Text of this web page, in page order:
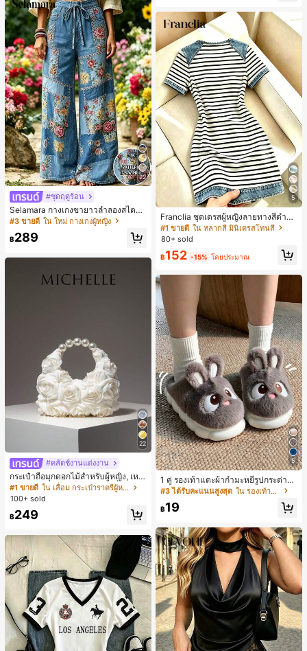
22
#ชุดฤดูร้อน
Selamara กางเกงขายาวลำลองสไตล์โ
บฮีเมียนสำหรับพักผ่อน สีกากี ผิวสัมผัส
มีเท็กซ์เจอร์ เอวสูงทรงหลวม เอวยางยืด
พร้อมเชือกรูด ทรงขาตรงทิ้งตัว ขากว้า
ดินทาง
#3 ขายดี ใน ใหม่ กางเกงผู้หญิง
฿289
22
#คลัตช์งานแต่งงาน
กระเป๋าถือมุกดอกไม้สำหรับผู้หญิง, เหม
าะสำหรับชุดราตรี, ชุดบอล, เครื่องประ
ดับงานแต่งงาน, กระเป๋าสตางค์สุภาพส
สุ่ม)
#1 ขายดี
ใน เลื่อม กระเป๋าราตรีผู้หญิง
100+ sold
฿249
5
Franclia ชุดเดรสผู้หญิงลายทางสีดำขา
วแบบแพตช์เวิร์กเอฟเฟกต์เดนิม สำหรั
บฤดูร้อน รุ่นใหม่ พิมพ์ดิจิทัลลายทางแบ
#1 ขายดี ใน หลากสี มินิเดรสโทนสี
80+ sold
฿152 -15% โดยประมาณ
5
1 คู่ รองเท้าแตะผ้ากำมะหยี่รูปกระต่าย
สำหรับผู้หญิง, อบอุ่นและสบาย, เหมาะ
สำหรับใส่ลำลองในฤดูใบไม้ร่วง/ฤดูหน
าว, รองเท้าบ้านผู้หญิงหรูหราใหม่, ส้นเ
รับฤดูหนาวที่อบอุ่น, รองเท้าแตะผ้ากำม
ะหยี่น่ารัก, ของขวัญปีใหม่/วันวาเลนไท
น์ในอุดมคติ, รองเท้าแตะคู่รัก, ของขวั
ญวันแม่, สวน, ของตกแต่งห้องครัว, ฤดู
ร้อน, ชายหาด, ของใช้จำเป็นสำหรับกา
รเดินทาง, ของตกแต่งห้อง, นุ่มนิ่ม, การ
สำเร็จการศึกษา, ชั้นวางรองเท้า, ประห
ยัดพื้นที่จัดเก็บ, กลางแจ้ง, สวน, พิธีสำเ
ร็จการศึกษา, พิธีจบการศึกษา, ยินดีด้ว
ยบัณฑิต, บัณฑิตที่สำเร็จการศึกษา, ผู้ก
ล่าวคำอำลา, เรียนจบ, งานเลี้ยงจบการ
ศึกษา
#3 ได้รับคะแนนสูงสุด ใน รองเท้าแตะใส่ในบ้าน
฿19